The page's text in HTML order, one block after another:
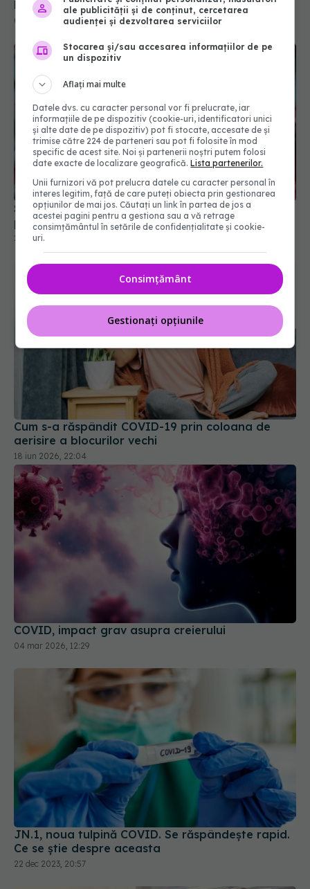
boală
05 mar 2025, 21:11
Structuri ciudate descoperite în sângele
pacienților cu COVID
23 noi 2025, 16:19
Cum s-a răspândit COVID-19 prin coloana de
aerisire a blocurilor vechi
18 iun 2026, 22:04
COVID, impact grav asupra creierului
04 mar 2026, 12:29
JN.1, noua tulpină COVID. Se răspândește rapid.
Ce se știe despre aceasta
22 dec 2023, 20:57
ale publicității și de conținut, cercetarea
audienței și dezvoltarea serviciilor
Stocarea și/sau accesarea informațiilor de pe
un dispozitiv
Aflați mai multe
Datele dvs. cu caracter personal vor fi prelucrate, iar
informațiile de pe dispozitiv (cookie-uri, identificatori unici
și alte date de pe dispozitiv) pot fi stocate, accesate de și
trimise către 224 de parteneri sau pot fi folosite în mod
specific de acest site. Noi și partenerii noștri putem folosi
date exacte de localizare geografică.Lista partenerilor.
Unii furnizori vă pot prelucra datele cu caracter personal în
interes legitim, față de care puteți obiecta prin gestionarea
opțiunilor de mai jos. Căutați un link în partea de jos a
acestei pagini pentru a gestiona sau a vă retrage
consimțământul în setările de confidențialitate și cookie-
uri.
Consimțământ
Gestionați opțiunile